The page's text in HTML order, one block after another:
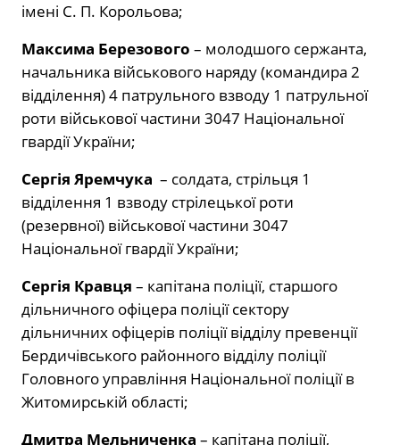
імені С. П. Корольова;
Максима Березового – молодшого сержанта,
начальника військового наряду (командира 2
відділення) 4 патрульного взводу 1 патрульної
роти військової частини 3047 Національної
гвардії України;
Сергія Яремчука – солдата, стрільця 1
відділення 1 взводу стрілецької роти
(резервної) військової частини 3047
Національної гвардії України;
Сергія Кравця – капітана поліції, старшого
дільничного офіцера поліції сектору
дільничних офіцерів поліції відділу превенції
Бердичівського районного відділу поліції
Головного управління Національної поліції в
Житомирській області;
Дмитра Мельниченка – капітана поліції,